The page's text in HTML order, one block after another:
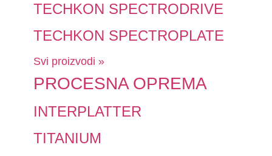
TECHKON SPECTRODRIVE
TECHKON SPECTROPLATE
Svi proizvodi »
PROCESNA OPREMA
INTERPLATTER
TITANIUM